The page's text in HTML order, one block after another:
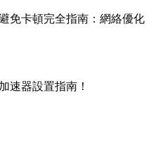
免卡頓完全指南：網絡優化
速器設置指南！